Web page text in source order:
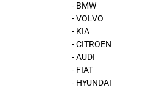
- BMW
- VOLVO
- KIA
- CITROEN
- AUDI
- FIAT
- HYUNDAI